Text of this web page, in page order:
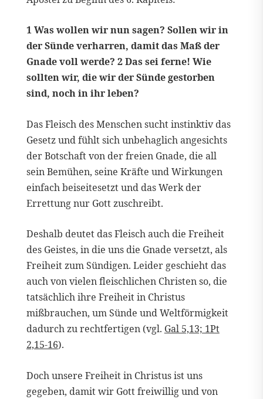
1 Was wollen wir nun sagen? Sollen wir in
der Sünde verharren, damit das Maß der
Gnade voll werde? 2 Das sei ferne! Wie
sollten wir, die wir der Sünde gestorben
sind, noch in ihr leben?
Das Fleisch des Menschen sucht instinktiv das
Gesetz und fühlt sich unbehaglich angesichts
der Botschaft von der freien Gnade, die all
sein Bemühen, seine Kräfte und Wirkungen
einfach beiseitesetzt und das Werk der
Errettung nur Gott zuschreibt.
Deshalb deutet das Fleisch auch die Freiheit
des Geistes, in die uns die Gnade versetzt, als
Freiheit zum Sündigen. Leider geschieht das
auch von vielen fleischlichen Christen so, die
tatsächlich ihre Freiheit in Christus
mißbrauchen, um Sünde und Weltförmigkeit
dadurch zu rechtfertigen (vgl. Gal 5,13; 1Pt
2,15-16).
Doch unsere Freiheit in Christus ist uns
gegeben, damit wir Gott freiwillig und von